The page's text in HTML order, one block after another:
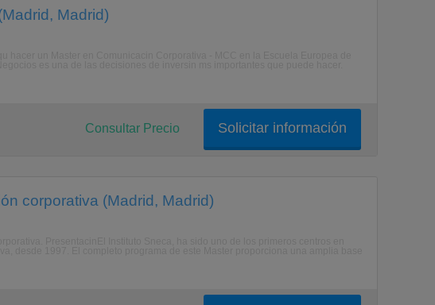
Madrid)
Solicitar información
Consultar Precio
corporativa (Madrid, Madrid)